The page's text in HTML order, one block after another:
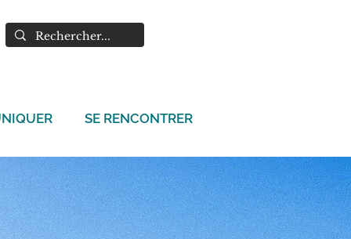
SE RENCONTRER